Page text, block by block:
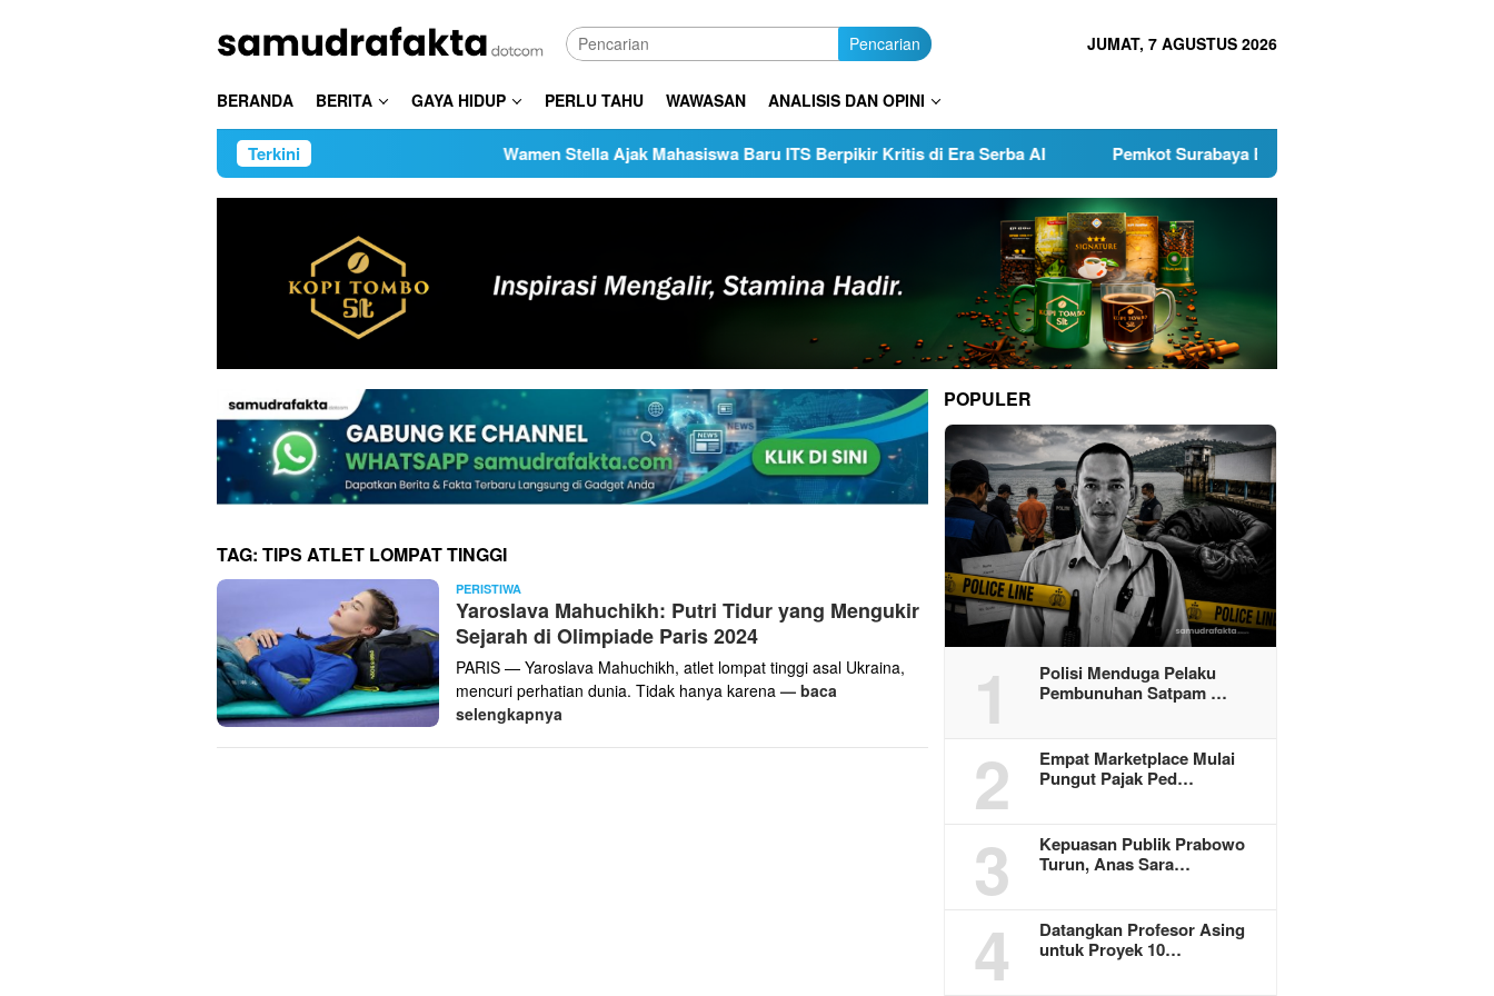
Pencarian JUMAT, 7 AGUSTUS 2026
BERANDA BERITA GAYA HIDUP PERLU TAHU WAWASAN ANALISIS DAN OPINI
Terkini Wamen Stella Ajak Mahasiswa Baru ITS Berpikir Kritis di Era Serba AI Pemkot Surabaya Buka Pendaftaran Calon Pimpinan BAZNAS
TAG: TIPS ATLET LOMPAT TINGGI
PERISTIWA
Pur
Yaroslava Mahuchikh: Putri Tidur yang Mengukir
Sejarah di Olimpiade Paris 2024
PARIS — Yaroslava Mahuchikh, atlet lompat tinggi asal Ukraina,
mencuri perhatian dunia. Tidak hanya karena — baca
selengkapnya
POPULER
1
Polisi Menduga Pelaku
Pembunuhan Satpam …
2
Empat Marketplace Mulai
Pungut Pajak Ped…
3
Kepuasan Publik Prabowo
Turun, Anas Sara…
4
Datangkan Profesor Asing
untuk Proyek 10…